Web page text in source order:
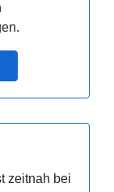
zeitnah bei